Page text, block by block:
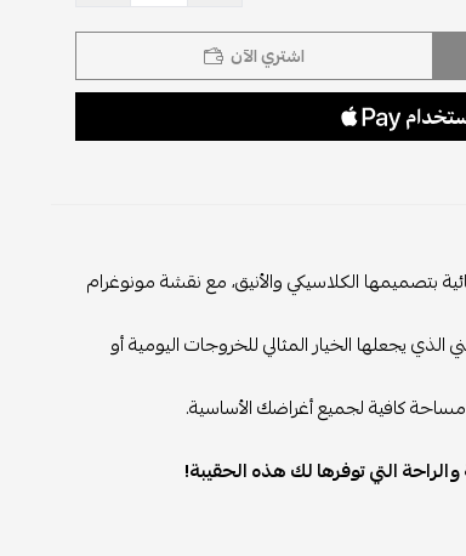
اشتري الآن
بتصميمها الكلاسيكي والأنيق، مع نقشة مونوغرام
يجعلها الخيار المثالي للخروجات اليومية أو
مساحة كافية لجميع أغراضك الأساسية.
التي توفرها لك هذه الحقيبة!